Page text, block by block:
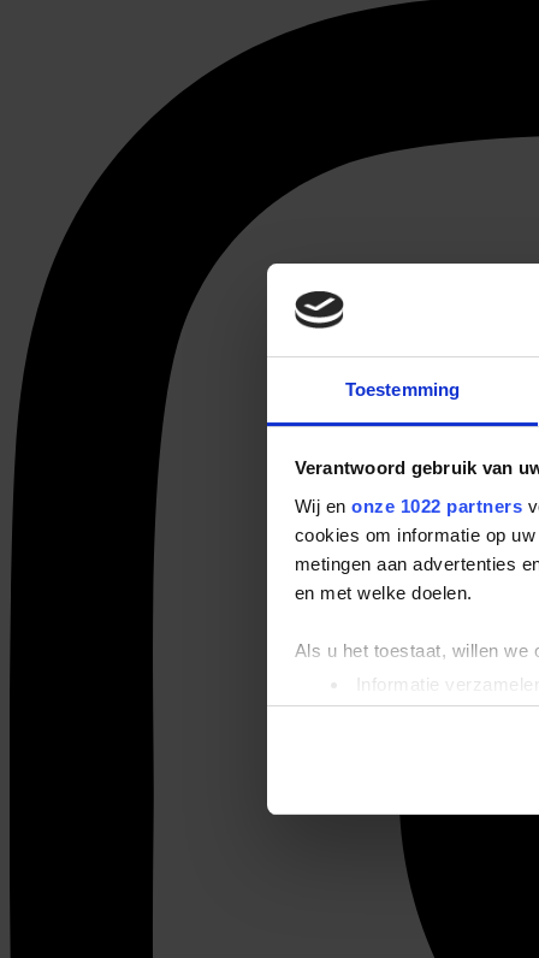
Toestemming
Verantwoord gebruik van
Wij en onze 1022 partners
cookies om informatie op
metingen aan advertenties
en met welke doelen.
Als u het toestaat, willen we
Informatie
Uw apparaat
Lees meer over hoe uw
We gebruiken cookies om
websiteverkeer te
media, adverteren en
verstrekt of die ze hebben